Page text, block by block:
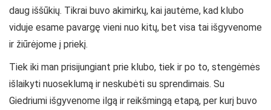
daug iššūkių. Tikrai buvo akimirkų, kai jautėme, kad klubo
viduje esame pavargę vieni nuo kitų, bet visa tai išgyvenome
ir žiūrėjome į priekį.
Tiek iki man prisijungiant prie klubo, tiek ir po to, stengėmės
išlaikyti nuoseklumą ir neskubėti su sprendimais. Su
Giedriumi išgyvenome ilgą ir reikšmingą etapą, per kurį buvo